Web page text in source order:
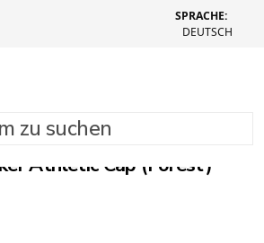
SPRACHE:
DEUTSCH
Athletic Cap (Forest)